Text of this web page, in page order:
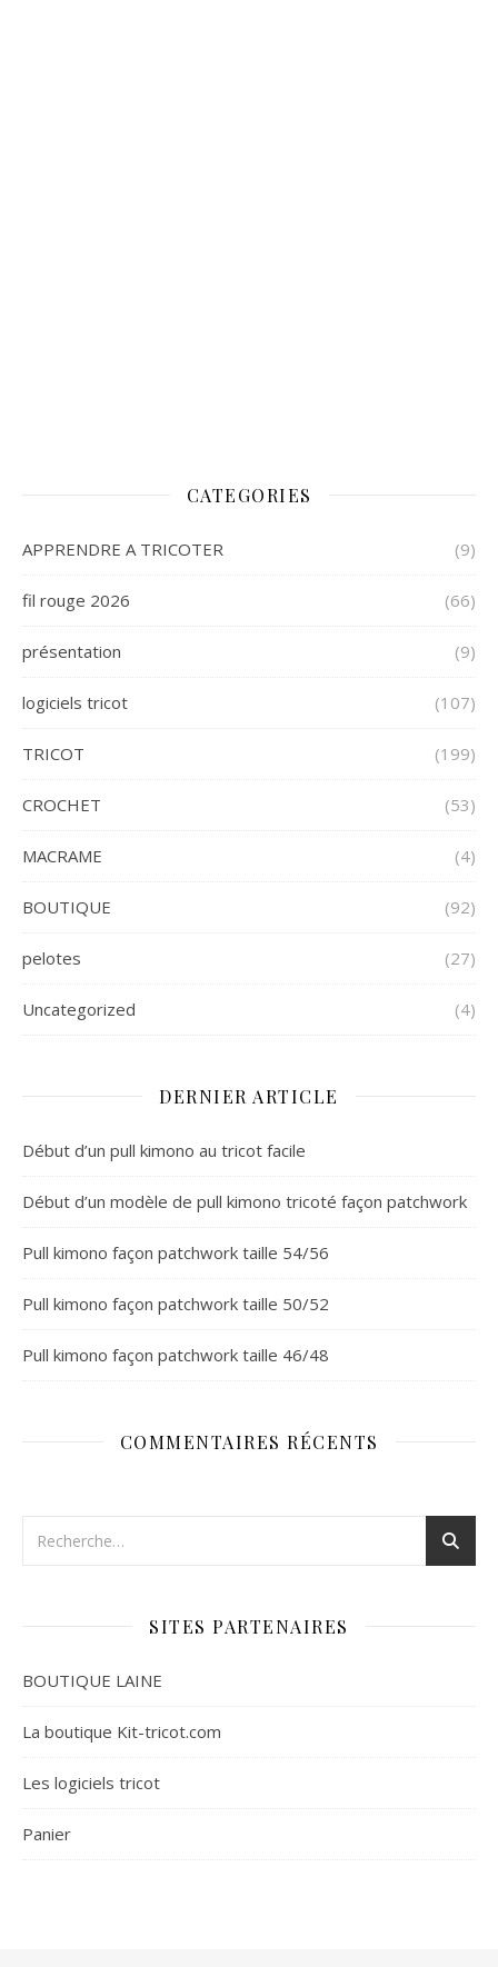
CATEGORIES
APPRENDRE A TRICOTER (9)
fil rouge 2026 (66)
présentation (9)
logiciels tricot (107)
TRICOT (199)
CROCHET (53)
MACRAME (4)
BOUTIQUE (92)
pelotes (27)
Uncategorized (4)
DERNIER ARTICLE
Début d’un pull kimono au tricot facile
Début d’un modèle de pull kimono tricoté façon patchwork
Pull kimono façon patchwork taille 54/56
Pull kimono façon patchwork taille 50/52
Pull kimono façon patchwork taille 46/48
COMMENTAIRES RÉCENTS
SITES PARTENAIRES
BOUTIQUE LAINE
La boutique Kit-tricot.com
Les logiciels tricot
Panier